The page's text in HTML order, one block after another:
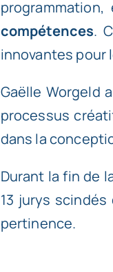
compétences.
innovantes pour
Gaëlle Worgeld
processus
dans la
Durant la fin de
13 jurys
pertinence.